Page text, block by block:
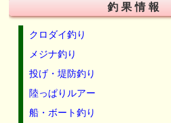
釣 果 情 報
クロダイ釣り
メジナ釣り
投げ・堤防釣り
陸っぱりルアー
船・ボート釣り